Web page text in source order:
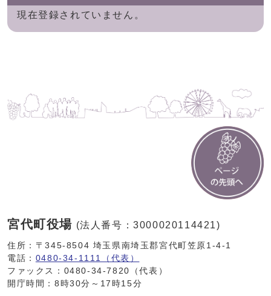
現在登録されていません。
宮代町役場 (法人番号：3000020114421)
住所：〒345-8504 埼玉県南埼玉郡宮代町笠原1-4-1
電話： 0480-34-1111（代表）
ファックス：0480-34-7820（代表）
開庁時間：8時30分～17時15分